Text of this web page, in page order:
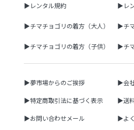
▶レンタル規約 ▶レ
▶チマチョゴリの着方（大人） ▶チ
▶チマチョゴリの着方（子供） ▶チ
▶夢市場からのご挨拶 ▶会
▶特定商取引法に基づく表示 ▶送
▶お問い合わせメール ▶よ